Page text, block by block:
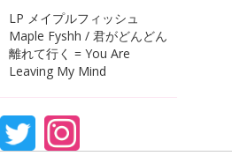
LP メイプルフィッシュ
Maple Fyshh / 君がどんどん
離れて行く = You Are
Leaving My Mind